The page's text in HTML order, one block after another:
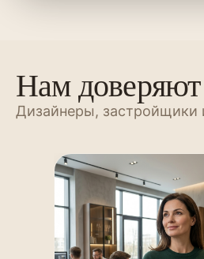
Нам доверяют
Дизайнеры, застройщики